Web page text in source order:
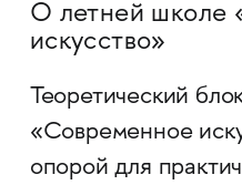
О летней школе
искусство»
Теоретический
«Современное
опорой для